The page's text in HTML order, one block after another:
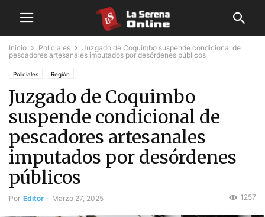
Inicio Policiales
Juzgado de Coquimbo suspende condicional de
pescadores artesanales imputados por desórdenes públicos
Policiales Región
Juzgado de Coquimbo
suspende condicional de
pescadores artesanales
imputados por desórdenes
públicos
Por Editor - Marzo 27, 2025 1257